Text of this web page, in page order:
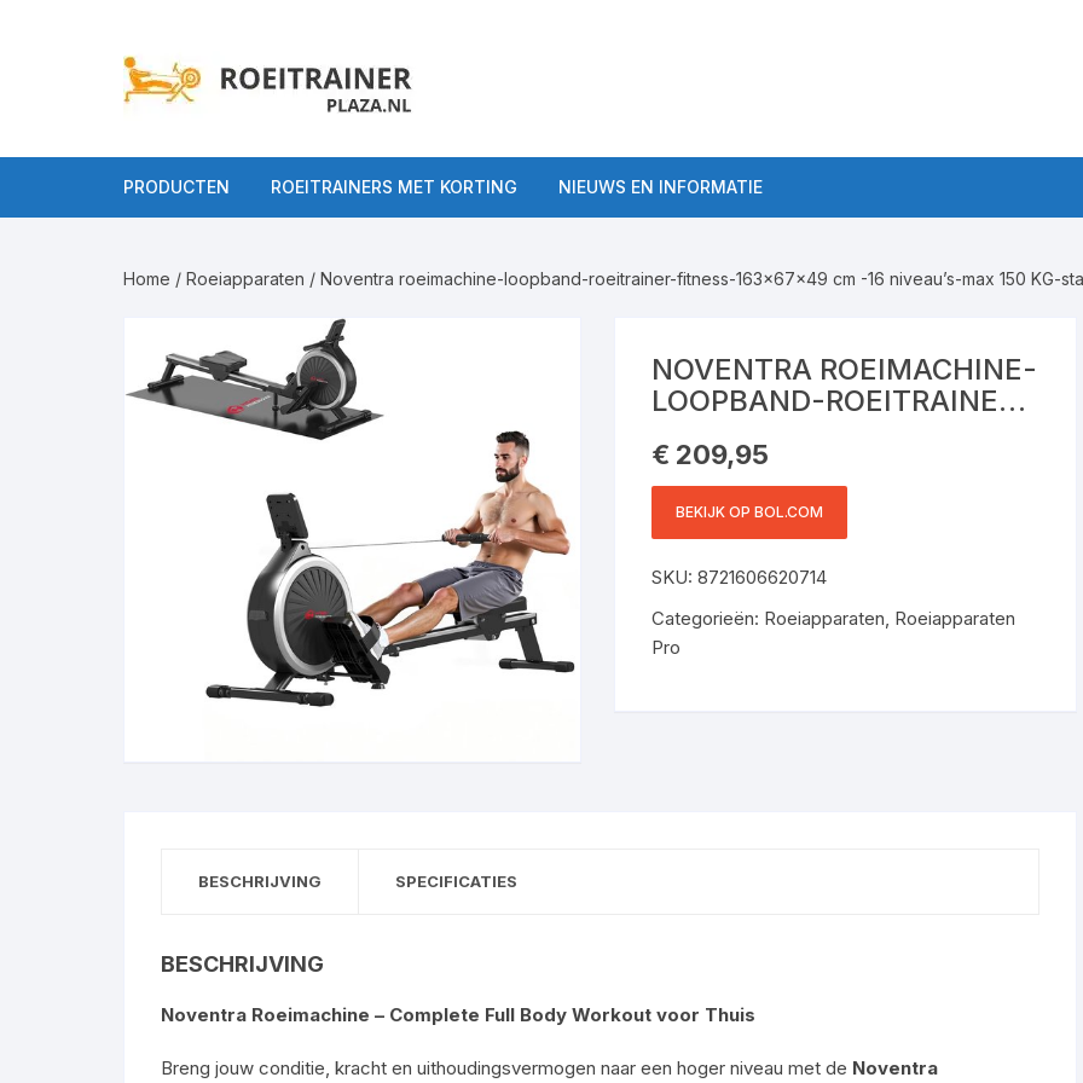
PRODUCTEN ROEITRAINERS MET KORTING NIEUWS EN INFORMATIE
informatie
Roeitrainers
Roeitrainer kopen tips
Home / Roeiapparaten / Noventra roeimachine-loopband-roeitrainer-fitness-163x67x49 cm -16 niveau’s-max 150 KG-
NOVENTRA ROEIMACHINE-
LOOPBAND-ROEITRAINER-
-16 NIVEAU’S-MAX 150
KG-STAAL-ZILVER/ZWART-
€ 209,95
BEKIJK OP BOL.COM
SKU:8721606620714
Categorieën: Roeiapparaten, Roeiapparaten
Pro
BESCHRIJVING SPECIFICATIES
BESCHRIJVING
Noventra Roeimachine – Complete Full Body Workout voor Thuis
Breng jouw conditie, kracht en uithoudingsvermogen naar een hoger niveau met de Noventra